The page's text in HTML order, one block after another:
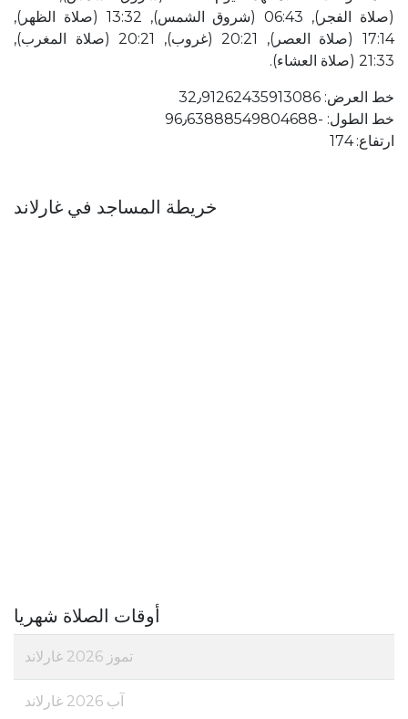
(صلاة الفجر), 06:43 (شروق الشمس), 13:32 (صلاة الظهر),
17:14 (صلاة العصر), 20:21 (غروب), 20:21 (صلاة المغرب),
21:33 (صلاة العشاء).
خط العرض: 32٫91262435913086
خط الطول: ؜-96٫63888549804688
ارتفاع: 174
خريطة المساجد في غارلاند
أوقات الصلاة شهريا
تموز 2026 غارلاند
آب 2026 غارلاند